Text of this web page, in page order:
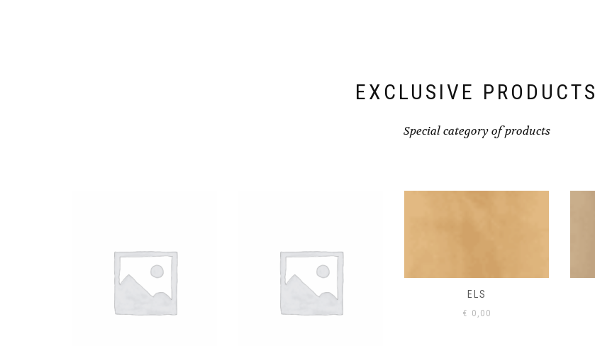
EXCLUSIVE PRODUCTS
Special category of products
ELS
€0,00
EIK
€ 0,00